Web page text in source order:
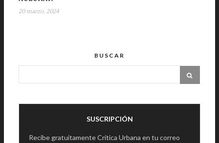
20 marzo, 2024
BUSCAR
SUSCRIPCIÓN
Recibe gratuitamente Crítica Urbana en tu correo